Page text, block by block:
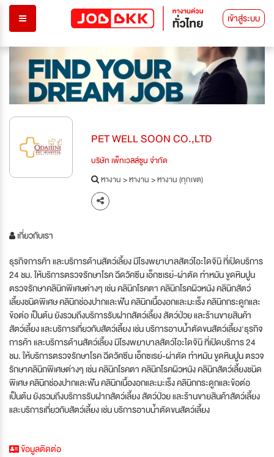
เข้าสู่ระบบ
PET WELL SOON CO.,LTD
บริษัท เพ็ทเวลล์ซูน จำกัด
หางาน>หางาน>หางาน (ทุกเขต)
เกี่ยวกับเรา
ธุรกิจการค้า และบริการด้านสัตว์เลี้ยง มีโรงพยาบาลสัตว์โอะไดจินิ ที่เปิดบริการ
24 ชม. ให้บริการตรวจรักษาโรค ฉีดวัคซีน เอ็กซเรย์-ผ่าตัด ทำหมัน ขูดหินปูน
ตรวจรักษาคลินิกพิเศษต่างๆ เช่น คลินิกโรคตา คลินิกโรคผิวหนัง คลินิกสัตว์
เลี้ยงชนิดพิเศษ คลินิกช่องปากและฟัน คลินิกเนื้องอกและมะเร็ง คลินิกกระดูกและ
ข้อต่อ เป็นต้น ยังรวมถึงบริการรับฝากสัตว์เลี้ยง สัตว์ป่วย และร้านขายสินค้า
สัตว์เลี้ยง และบริการเกี่ยวกับสัตว์เลี้ยง เช่น บริการอาบน้ำตัดขนสัตว์เลี้ยง'ธุรกิจ
การค้า และบริการด้านสัตว์เลี้ยง มีโรงพยาบาลสัตว์โอะไดจินิ ที่เปิดบริการ 24
ชม. ให้บริการตรวจรักษาโรค ฉีดวัคซีน เอ็กซเรย์-ผ่าตัด ทำหมัน ขูดหินปูน ตรวจ
รักษาคลินิกพิเศษต่างๆ เช่น คลินิกโรคตา คลินิกโรคผิวหนัง คลินิกสัตว์เลี้ยงชนิด
พิเศษ คลินิกช่องปากและฟัน คลินิกเนื้องอกและมะเร็ง คลินิกกระดูกและข้อต่อ
เป็นต้น ยังรวมถึงบริการรับฝากสัตว์เลี้ยง สัตว์ป่วย และร้านขายสินค้าสัตว์เลี้ยง
และบริการเกี่ยวกับสัตว์เลี้ยง เช่น บริการอาบน้ำตัดขนสัตว์เลี้ยง
ข้อมูลติดต่อ